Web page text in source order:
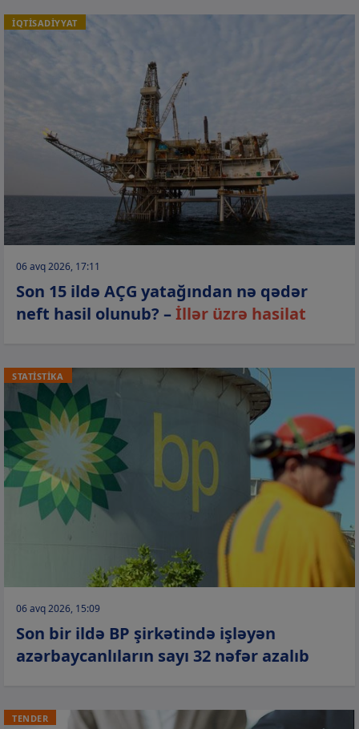
İQTİSADİYYAT
06 avq 2026, 17:11
Son 15 ildə AÇG yatağından nə qədər
neft hasil olunub? –İllər üzrə hasilat
STATİSTİKA
06 avq 2026, 15:09
Son bir ildə BP şirkətində işləyən
azərbaycanlıların sayı 32 nəfər azalıb
TENDER